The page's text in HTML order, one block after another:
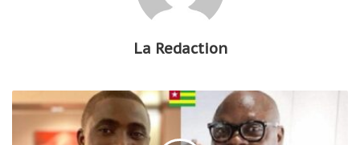
La Redaction